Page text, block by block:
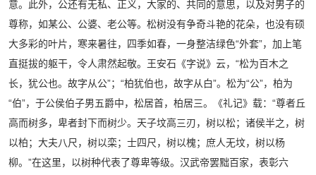
意。此外，公还有无私、正义，大家的、共同的意思，以及对男子的
尊称，如某公、公婆、老公等。松树没有争奇斗艳的花朵，也没有硕
大多彩的叶片，寒来暑往，四季如春，一身整洁绿色“外套”，加上笔
直挺拔的躯干，令人肃然起敬。王安石《字说》云，“松为百木之
长，犹公也。故字从公”；“柏犹伯也，故字从白”。松为“公”，柏为
“伯”，于公侯伯子男五爵中，松居首，柏居三。《礼记》载：“尊者丘
高而树多，卑者封下而树少。天子坟高三刃，树以松；诸侯半之，树
以柏；大夫八尺，树以栾；士四尺，树以槐；庶人无坟，树以杨
柳。”在这里，以树种代表了尊卑等级。汉武帝罢黜百家，表彰六